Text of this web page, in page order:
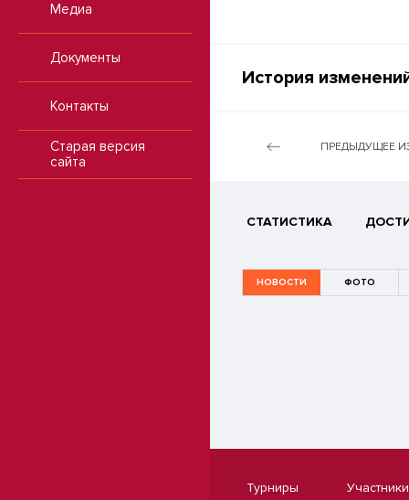
Медиа
Документы
Контакты
Старая версия
сайта
История
ПРЕДЫДУЩЕЕ
СТАТИСТИКА
НОВОСТИ ФОТО
Турниры Участники